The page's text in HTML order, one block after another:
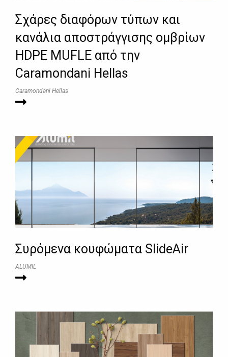
Σχάρες διαφόρων τύπων και
κανάλια αποστράγγισης ομβρίων
HDPE MUFLE από την
Caramondani Hellas
Caramondani Hellas
Συρόμενα κουφώματα SlideAir
ALUMIL